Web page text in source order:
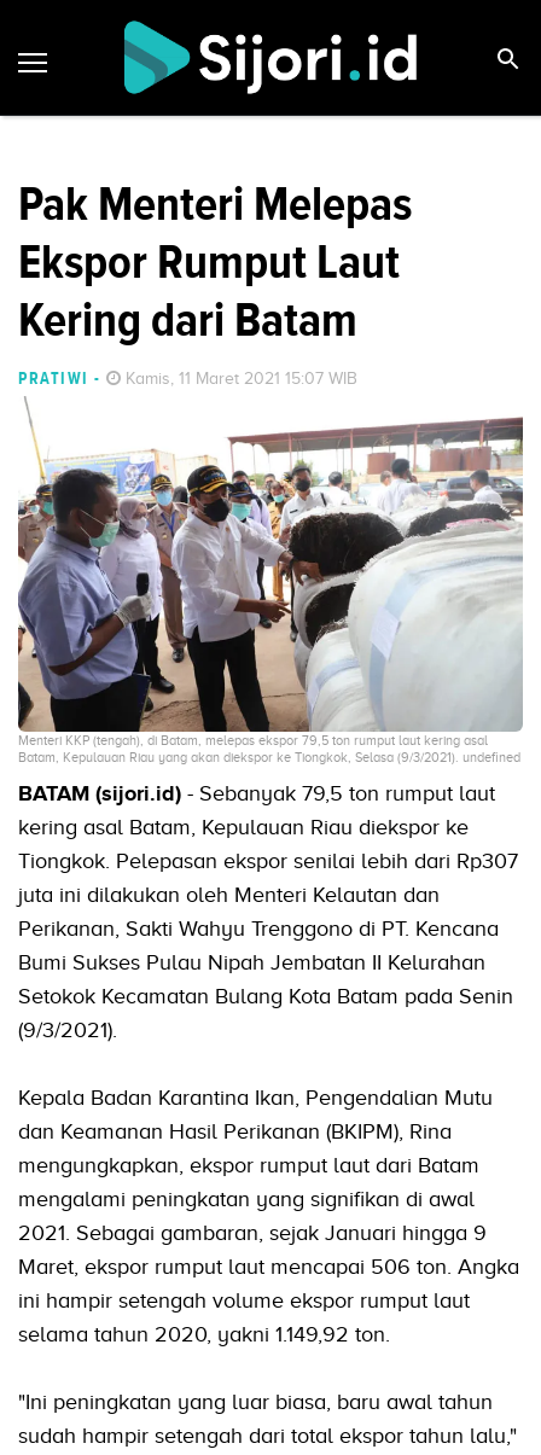
Pak Menteri Melepas
Ekspor Rumput Laut
Kering dari Batam
PRATIWI - Kamis, 11 Maret 2021 15:07 WIB
Menteri KKP (tengah), di Batam, melepas ekspor 79,5 ton rumput laut kering asal
Batam, Kepulauan Riau yang akan diekspor ke Tiongkok, Selasa (9/3/2021). undefined
BATAM (sijori.id) - Sebanyak 79,5 ton rumput laut
kering asal Batam, Kepulauan Riau diekspor ke
Tiongkok. Pelepasan ekspor senilai lebih dari Rp307
juta ini dilakukan oleh Menteri Kelautan dan
Perikanan, Sakti Wahyu Trenggono di PT. Kencana
Bumi Sukses Pulau Nipah Jembatan II Kelurahan
Setokok Kecamatan Bulang Kota Batam pada Senin
(9/3/2021).
Kepala Badan Karantina Ikan, Pengendalian Mutu
dan Keamanan Hasil Perikanan (BKIPM), Rina
mengungkapkan, ekspor rumput laut dari Batam
mengalami peningkatan yang signifikan di awal
2021. Sebagai gambaran, sejak Januari hingga 9
Maret, ekspor rumput laut mencapai 506 ton. Angka
ini hampir setengah volume ekspor rumput laut
selama tahun 2020, yakni 1.149,92 ton.
"Ini peningkatan yang luar biasa, baru awal tahun
sudah hampir setengah dari total ekspor tahun lalu,"